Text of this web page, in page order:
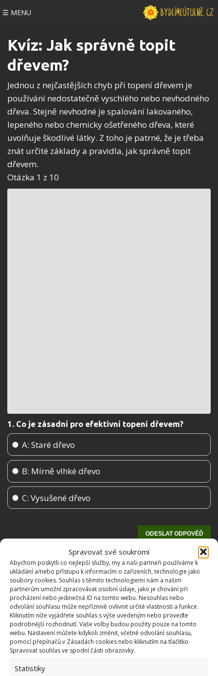
Spravovat své soukromí
Abychom poskytli co nejlepší služby, my a naši partneři používáme k
ukládání a/nebo přístupu k informacím o zařízeních, technologie jako
soubory cookies. Souhlas s těmito technologiemi nám a našim
partnerům umožní zpracovávat osobní údaje, jako je chování při
procházení nebo jedinečná ID na tomto webu. Nesouhlas nebo
odvolání souhlasu může nepříznivě ovlivnit určité vlastnosti a funkce.
Kliknutím níže vyjádřete souhlas s výše uvedeným nebo proveďte
podrobnější rozhodnutí. Vaše volby budou použity pouze na tomto
webu. Nastavení můžete kdykoli změnit, včetně odvolání souhlasu,
pomocí přepínačů v Zásadách cookies nebo kliknutím na tlačítko
Spravovat souhlas ve spodní části obrazovky.
Statistiky
☰ MENU
Kvíz: Jak správně topit
dřevem?
Jednou z nejčastějších chyb při topení dřevem je
používání nedostatečně vyschlého nebo nevhodného
dřeva. Stejně nevhodné je spalování lakovaného,
lepeného nebo chemicky ošetřeného dřeva, které
uvolňuje škodlivé látky. Z toho je patrné, že je třeba
znát určité základy a pravidla, jak správně topit
dřevem.
Otázka 1 z 10
1. Co je zásadní pro efektivní topení dřevem?
A: Staré dřevo
B: Mírně vlhké dřevo
C: Vysušené dřevo
OBLÍBENÉ ČLÁNKY
Pokuta až 10 000 Kč hrozí za nesprávné sekání i